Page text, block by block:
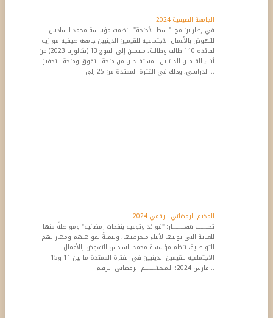
في إطار برنامج: "بسط الأجنحة" نظمت مؤسسة محمد السادس
للنهوض بالأعمال الاجتماعية للقيمين الدينيين جامعة صيفية موازية
لفائدة 110 طالب وطالبة، منتمين إلى الفوج 13 (بكالوريا 2023) من
أبناء القيمين الدينيين المستفيدين من منحة التفوق ومنحة التحفيز
الدراسي، وذلك في الفترة الممتدة من 25 إلى...
المخيم الرمضاني الرقمي 2024
تحـــــــت شعــــــــــار: "فوائد وتوعية بنفحات رمضانية" ومواصلةً منها
للعناية التي توليها لأبناء منخرطيها، وتنميةً لمواهبهم ومهاراتهم
التواصلية، تنظم مؤسسة محمد السادس للنهوض بالأعمال
الاجتماعية للقيمين الدينيين في الفترة الممتدة ما بين 11 و15
مارس 2024: الـمـخـيّـــــــــم الرمضاني الـرقـم...